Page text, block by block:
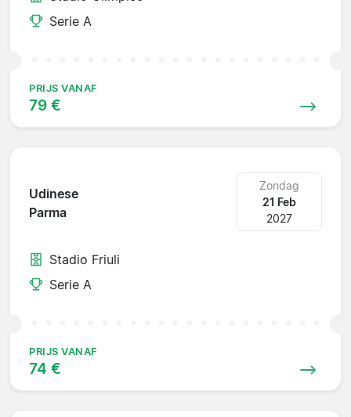
Serie A
PRIJS VANAF
79 €
Udinese
Parma
Zondag
21 Feb
2027
Stadio Friuli
Serie A
PRIJS VANAF
74 €